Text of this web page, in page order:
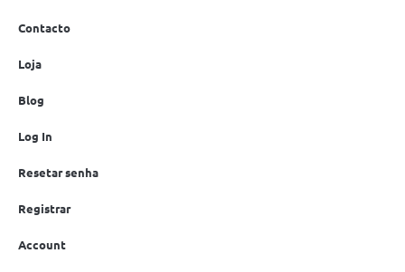
Contacto
Loja
Blog
Log In
Resetar senha
Registrar
Account